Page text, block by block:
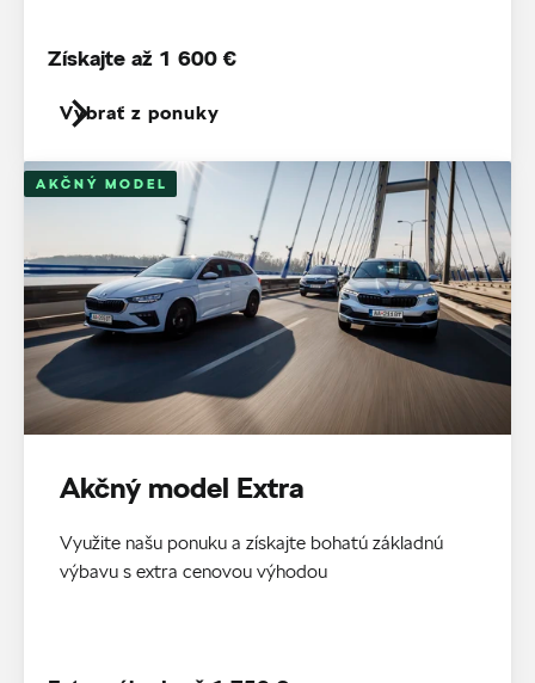
Vybrať z ponuky
Získajte až 1 600 €
AKČNÝ MODEL
Akčný model Extra
Využite našu ponuku a získajte bohatú základnú
výbavu s extra cenovou výhodou